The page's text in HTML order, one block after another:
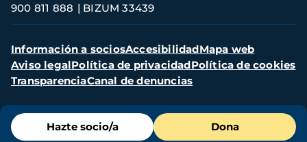
Menú
de
Hazte socio/a Dona
900 811 888
BIZUM 33439
Menú
secundario
Información a sociosAccesibilidadMapa web
Aviso legalPolítica de privacidadPolítica de cookies
TransparenciaCanal de denuncias